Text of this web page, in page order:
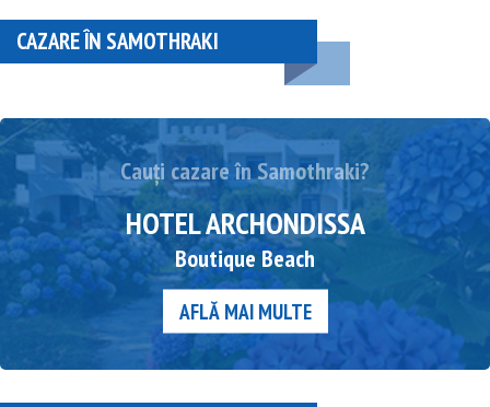
CAZARE ÎN SAMOTHRAKI
Cauți cazare în Samothraki?
HOTEL ARCHONDISSA
Boutique Beach
AFLĂ MAI MULTE